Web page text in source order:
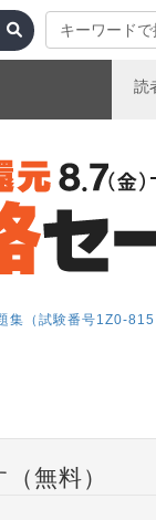
キーワードで
読
集（試験番号1Z0-
無料）